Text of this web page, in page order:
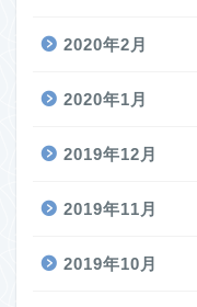
2020年2月
2020年1月
2019年12月
2019年11月
2019年10月